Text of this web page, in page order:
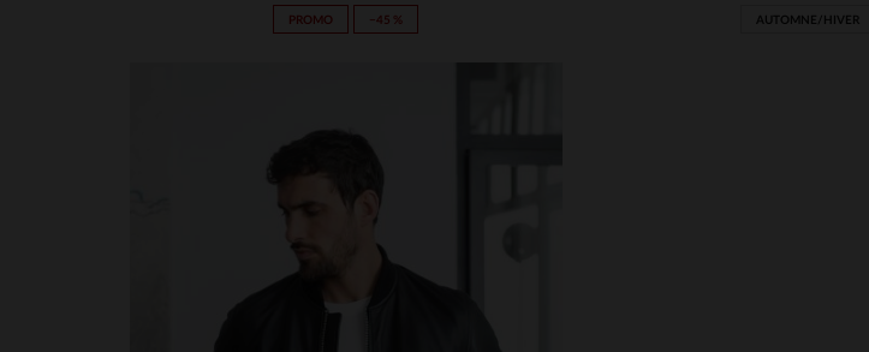
PROMO −45 % AUTOMNE/HIVER